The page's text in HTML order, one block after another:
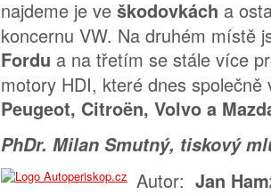
najdeme je ve škodovkách a
koncernu VW. Na druhém místě
Fordu a na třetím se stále více
motory HDI, které dnes
Peugeot, Citroën, Volvo a
PhDr. Milan Smutný, tiskový
Autor: Jan